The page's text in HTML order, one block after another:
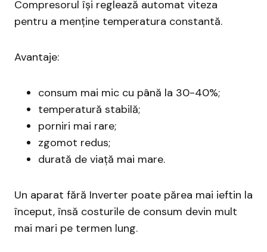
Compresorul își reglează automat viteza
pentru a menține temperatura constantă.
Avantaje:
consum mai mic cu până la 30-40%;
temperatură stabilă;
porniri mai rare;
zgomot redus;
durată de viață mai mare.
Un aparat fără Inverter poate părea mai ieftin la
început, însă costurile de consum devin mult
mai mari pe termen lung.